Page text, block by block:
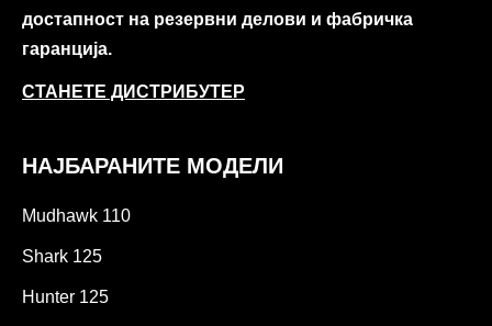
достапност на резервни делови и фабричка
гаранција.
СТАНЕТЕ ДИСТРИБУТЕР
НАЈБАРАНИТЕ МОДЕЛИ
Mudhawk 110
Shark 125
Hunter 125